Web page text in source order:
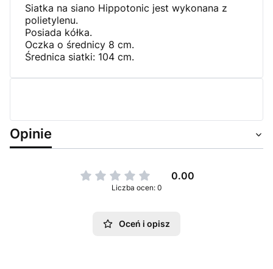
Siatka na siano Hippotonic jest wykonana z
polietylenu.
Posiada kółka.
Oczka o średnicy 8 cm.
Średnica siatki: 104 cm.
Opinie
0.00
Liczba ocen: 0
Oceń i opisz